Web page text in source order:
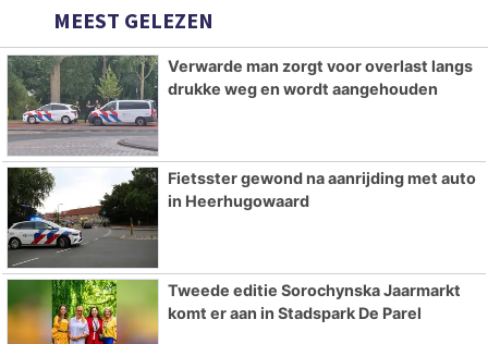
MEEST GELEZEN
Verwarde man zorgt voor overlast langs
drukke weg en wordt aangehouden
Fietsster gewond na aanrijding met auto
in Heerhugowaard
Tweede editie Sorochynska Jaarmarkt
komt er aan in Stadspark De Parel